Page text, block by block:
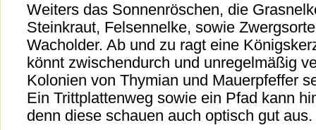
Weiters das Sonnenröschen, die
Steinkraut, Felsennelke, sowie
Wacholder. Ab und zu ragt eine
könnt zwischendurch und unregelmäßig
Kolonien von Thymian und Mauerpfeffer
Ein Trittplattenweg sowie ein Pfad kann
denn diese schauen auch optisch gut aus.